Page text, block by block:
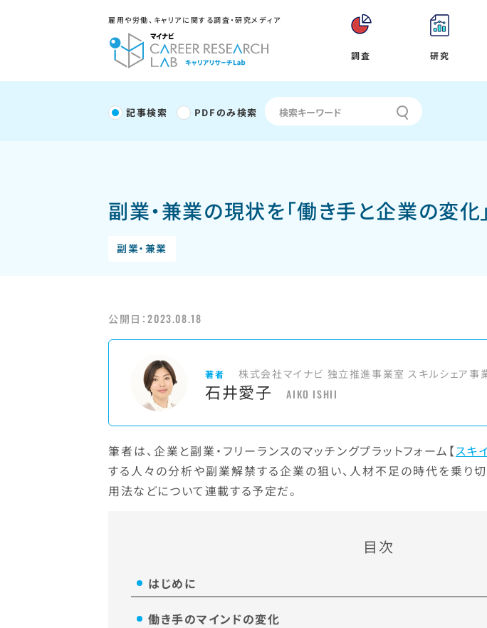
雇用や労働、キャリアに関する調査・研究メディア
調査 研究
記事検索 PDFのみ検索
副業・兼業の現状を「働き手と企業の変化
副業・兼業
公開日：2023.08.18
著者 株式会社マイナビ 独立推進事業室 スキルシェア
石井愛子 AIKO ISHII
筆者は、企業と副業・フリーランスのマッチングプラットフォーム【スキ
する人々の分析や副業解禁する企業の狙い、人材不足の時代を乗り切
用法などについて連載する予定だ。
目次
はじめに
働き手のマインドの変化